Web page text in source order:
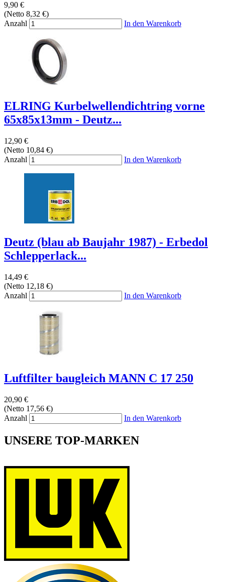
9,90 €
(Netto 8,32 €)
Anzahl
In den Warenkorb
ELRING Kurbelwellendichtring vorne
65x85x13mm - Deutz...
12,90 €
(Netto 10,84 €)
Anzahl
In den Warenkorb
Deutz (blau ab Baujahr 1987) - Erbedol
Schlepperlack...
14,49 €
(Netto 12,18 €)
Anzahl
In den Warenkorb
Luftfilter baugleich MANN C 17 250
20,90 €
(Netto 17,56 €)
Anzahl
In den Warenkorb
UNSERE TOP-MARKEN